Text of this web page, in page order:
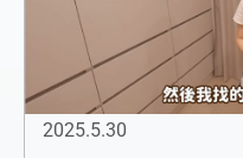
2025.5.30